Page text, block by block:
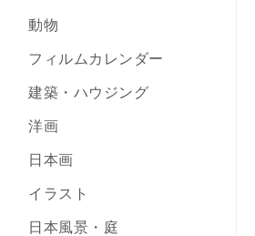
動物
フィルムカレンダー
建築・ハウジング
洋画
日本画
イラスト
日本風景・庭